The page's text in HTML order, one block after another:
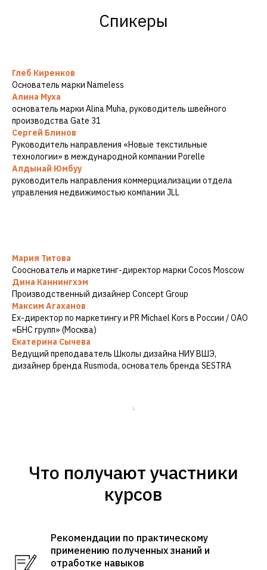
Спикеры
Глеб Киренков
Основатель марки Nameless
Алина Муха
основатель марки Alina Muha, руководитель швейного
производства Gate 31
Сергей Блинов
Руководитель направления «Новые текстильные
технологии» в международной компании Porelle
Алдынай Юмбуу
руководитель направления коммерциализации отдела
управления недвижимостью компании JLL
Мария Титова
Сооснователь и маркетинг-директор марки Cocos Moscow
Дина Каннингхэм
Производственный дизайнер Concept Group
Максим Агаханов
Ex-директор по маркетингу и PR Michael Kors в России / ОАО
«БНС групп» (Москва)
Екатерина Сычева
Ведущий преподаватель Школы дизайна НИУ ВШЭ,
дизайнер бренда Rusmoda, основатель бренда SESTRA
↓
Что получают участники
курсов
Рекомендации по практическому
применению полученных знаний и
отработке навыков